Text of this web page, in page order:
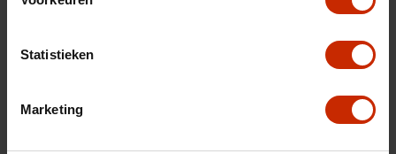
Statistieken
Marketing